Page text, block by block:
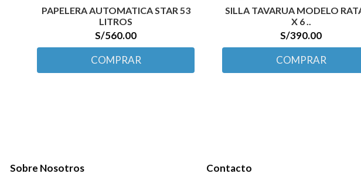
PAPELERA AUTOMATICA STAR 53
LITROS
S/560.00
COMPRAR
SILLA TAVARUA MODELO
X 6 ..
S/390.00
COMPRAR
Sobre Nosotros Contacto